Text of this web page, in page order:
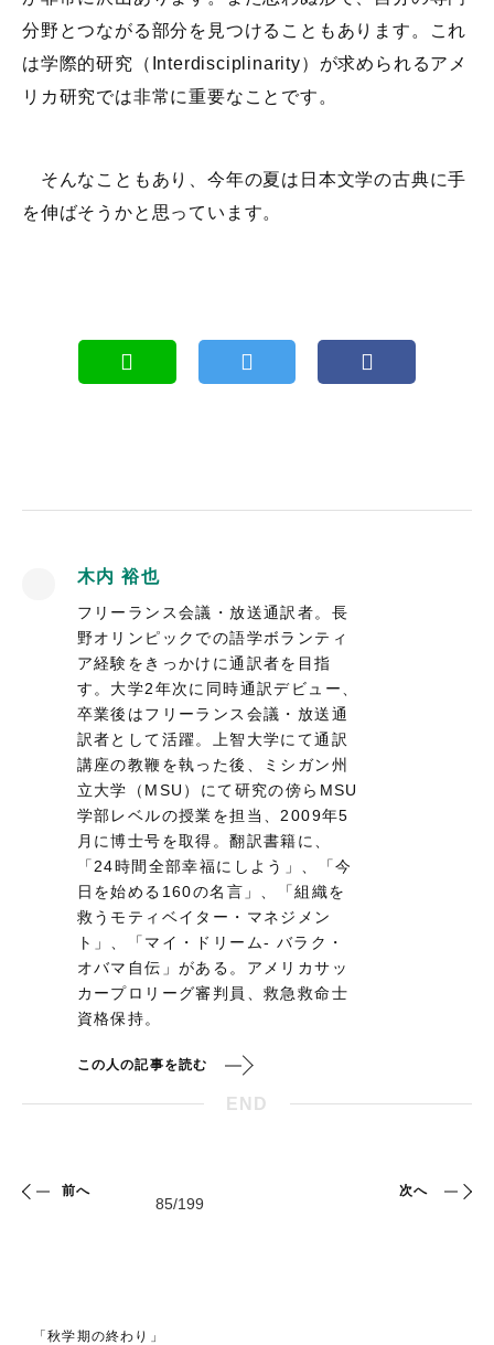
分野とつながる部分を見つけることもあります。これ
は学際的研究（Interdisciplinarity）が求められるアメ
リカ研究では非常に重要なことです。
そんなこともあり、今年の夏は日本文学の古典に手
を伸ばそうかと思っています。
木内 裕也
フリーランス会議・放送通訳者。長
野オリンピックでの語学ボランティ
ア経験をきっかけに通訳者を目指
す。大学2年次に同時通訳デビュー、
卒業後はフリーランス会議・放送通
訳者として活躍。上智大学にて通訳
講座の教鞭を執った後、ミシガン州
立大学（MSU）にて研究の傍らMSU
学部レベルの授業を担当、2009年5
月に博士号を取得。翻訳書籍に、
「24時間全部幸福にしよう」、「今
日を始める160の名言」、「組織を
救うモティベイター・マネジメン
ト」、「マイ・ドリーム- バラク・
オバマ自伝」がある。アメリカサッ
カープロリーグ審判員、救急救命士
資格保持。
この人の記事を読む
END
前へ 次へ
「秋学期の終わり」